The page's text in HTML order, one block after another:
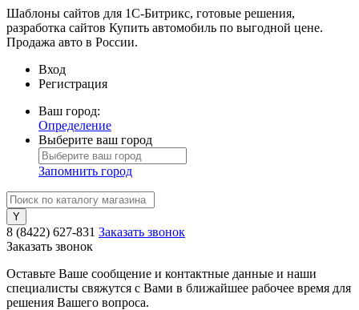
Шаблоны сайтов для 1С-Битрикс, готовые решения,
разработка сайтов Купить автомобиль по выгодной цене.
Продажа авто в России.
Вход
Регистрация
Ваш город:
Определение
Выберите ваш город
Запомнить город
8 (8422) 627-831 Заказать звонок
Заказать звонок
Оставьте Ваше сообщение и контактные данные и наши
специалисты свяжутся с Вами в ближайшее рабочее время для
решения Вашего вопроса.